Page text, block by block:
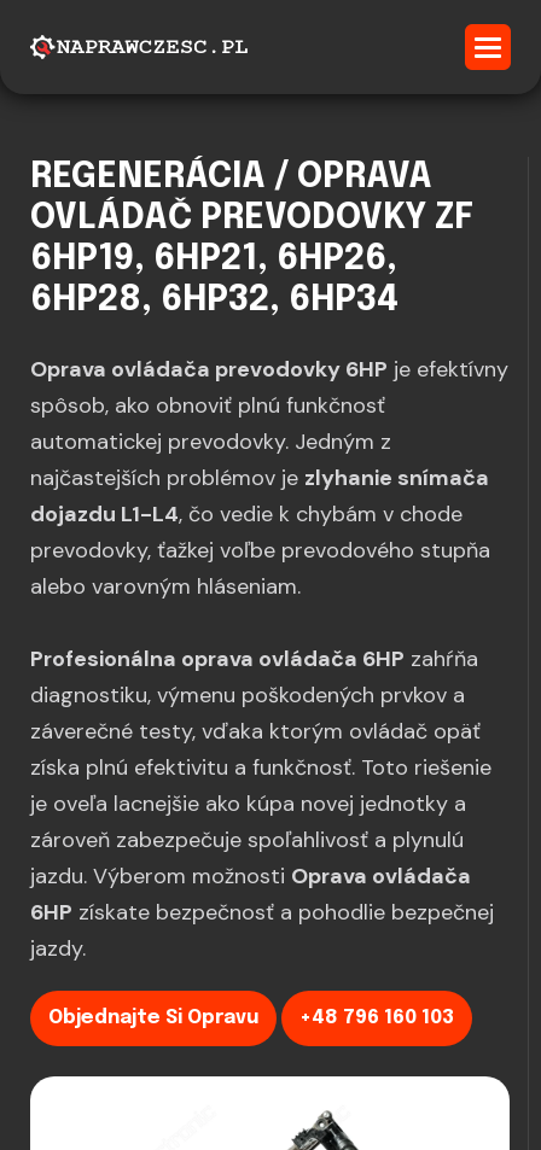
REGENERÁCIA / OPRAVA
OVLÁDAČ PREVODOVKY ZF
6HP19, 6HP21, 6HP26,
6HP28, 6HP32, 6HP34
Oprava ovládača prevodovky 6HP je efektívny
spôsob, ako obnoviť plnú funkčnosť
automatickej prevodovky. Jedným z
najčastejších problémov je zlyhanie snímača
dojazdu L1-L4, čo vedie k chybám v chode
prevodovky, ťažkej voľbe prevodového stupňa
alebo varovným hláseniam.
Profesionálna oprava ovládača 6HP zahŕňa
diagnostiku, výmenu poškodených prvkov a
záverečné testy, vďaka ktorým ovládač opäť
získa plnú efektivitu a funkčnosť. Toto riešenie
je oveľa lacnejšie ako kúpa novej jednotky a
zároveň zabezpečuje spoľahlivosť a plynulú
jazdu. Výberom možnosti Oprava ovládača
6HP získate bezpečnosť a pohodlie bezpečnej
jazdy.
Objednajte Si Opravu +48 796 160 103